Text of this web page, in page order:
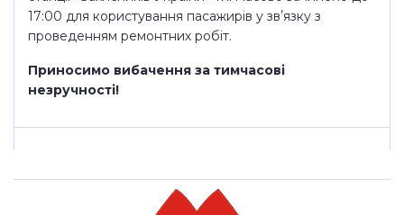
17:00 для користування пасажирів у звʼязку з
проведенням ремонтних робіт.
Приносимо вибачення за тимчасові
незручності!